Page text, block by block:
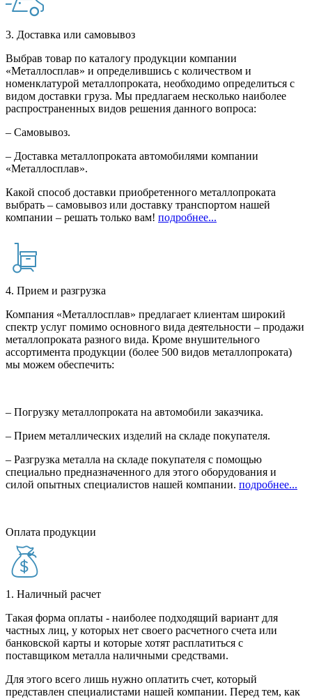
3. Доставка или самовывоз
Выбрав товар по каталогу продукции компании
«Металлосплав» и определившись с количеством и
номенклатурой металлопроката, необходимо определиться с
видом доставки груза. Мы предлагаем несколько наиболее
распространенных видов решения данного вопроса:
– Самовывоз.
– Доставка металлопроката автомобилями компании
«Металлосплав».
Какой способ доставки приобретенного металлопроката
выбрать – самовывоз или доставку транспортом нашей
компании – решать только вам! подробнее...
4. Прием и разгрузка
Компания «Металлосплав» предлагает клиентам широкий
спектр услуг помимо основного вида деятельности – продажи
металлопроката разного вида. Кроме внушительного
ассортимента продукции (более 500 видов металлопроката)
мы можем обеспечить:
– Погрузку металлопроката на автомобили заказчика.
– Прием металлических изделий на складе покупателя.
– Разгрузка металла на складе покупателя с помощью
специально предназначенного для этого оборудования и
силой опытных специалистов нашей компании. подробнее...
Оплата продукции
1. Наличный расчет
Такая форма оплаты - наиболее подходящий вариант для
частных лиц, у которых нет своего расчетного счета или
банковской карты и которые хотят расплатиться с
поставщиком металла наличными средствами.
Для этого всего лишь нужно оплатить счет, который
представлен специалистами нашей компании. Перед тем, как